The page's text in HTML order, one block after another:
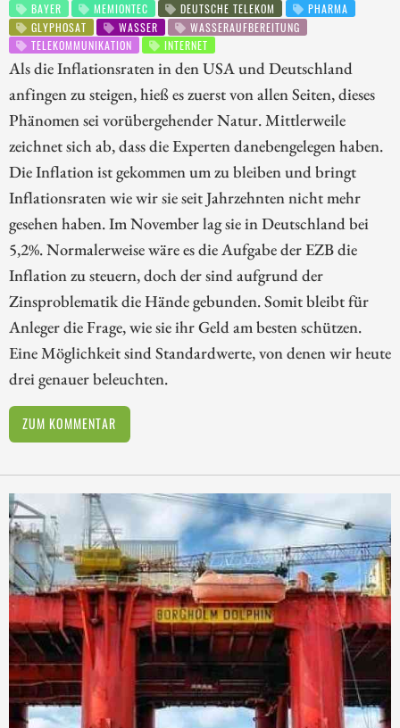
BAYER MEMIONTEC DEUTSCHE TELEKOM
PHARMA
GLYPHOSAT
WASSER
WASSERAUFBEREITUNG
TELEKOMMUNIKATION
INTERNET
Als die Inflationsraten in den USA und Deutschland
anfingen zu steigen, hieß es zuerst von allen Seiten, dieses
Phänomen sei vorübergehender Natur. Mittlerweile
zeichnet sich ab, dass die Experten danebengelegen haben.
Die Inflation ist gekommen um zu bleiben und bringt
Inflationsraten wie wir sie seit Jahrzehnten nicht mehr
gesehen haben. Im November lag sie in Deutschland bei
5,2%. Normalerweise wäre es die Aufgabe der EZB die
Inflation zu steuern, doch der sind aufgrund der
Zinsproblematik die Hände gebunden. Somit bleibt für
Anleger die Frage, wie sie ihr Geld am besten schützen.
Eine Möglichkeit sind Standardwerte, von denen wir heute
drei genauer beleuchten.
ZUM KOMMENTAR